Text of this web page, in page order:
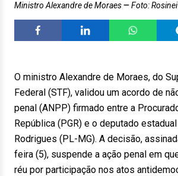
Ministro Alexandre de Moraes Foto:
O ministro Alexandre de Moraes, do
Federal (STF), validou um acordo de
penal (ANPP) firmado entre a
República (PGR) e o deputado
Rodrigues (PL-MG). A decisão,
feira (5), suspende a ação penal em
réu por participação nos atos